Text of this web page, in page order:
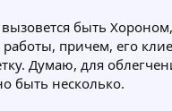
вызовется быть
причем, его
Думаю, для
быть несколько.